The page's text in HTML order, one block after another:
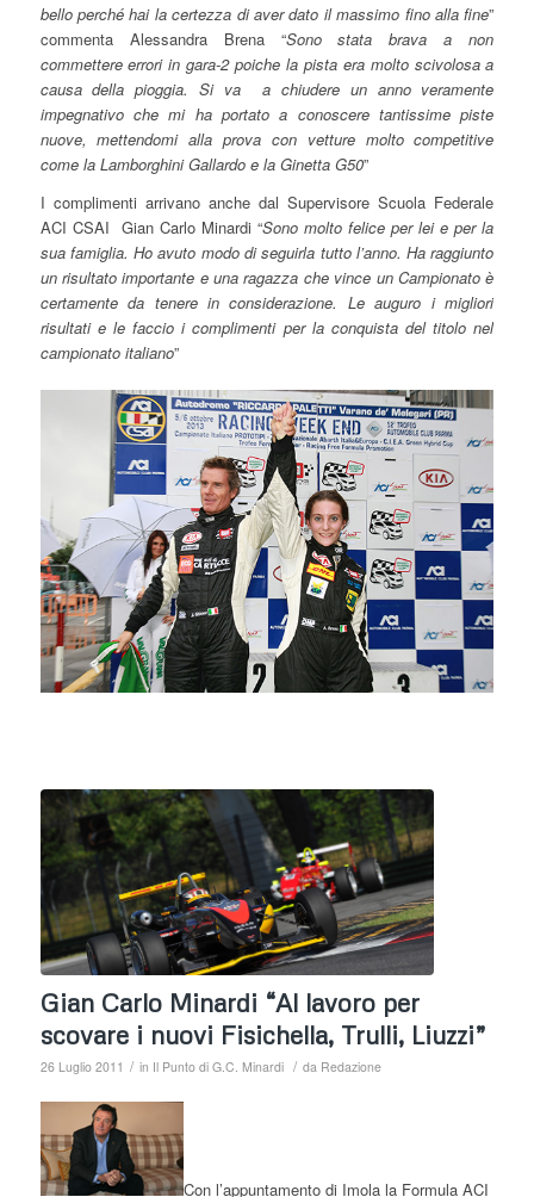
bello perché hai la certezza di aver dato il massimo fino alla fine”
commenta Alessandra Brena “Sono stata brava a non
commettere errori in gara-2 poiche la pista era molto scivolosa a
causa della pioggia. Si va a chiudere un anno veramente
impegnativo che mi ha portato a conoscere tantissime piste
nuove, mettendomi alla prova con vetture molto competitive
come la Lamborghini Gallardo e la Ginetta G50”
I complimenti arrivano anche dal Supervisore Scuola Federale
ACI CSAI Gian Carlo Minardi “Sono molto felice per lei e per la
sua famiglia. Ho avuto modo di seguirla tutto l’anno. Ha raggiunto
un risultato importante e una ragazza che vince un Campionato è
certamente da tenere in considerazione. Le auguro i migliori
risultati e le faccio i complimenti per la conquista del titolo nel
campionato italiano”
Gian Carlo Minardi “Al lavoro per
scovare i nuovi Fisichella, Trulli, Liuzzi”
26 Luglio 2011 / in Il Punto di G.C. Minardi / da Redazione
Con l’appuntamento di Imola la Formula ACI